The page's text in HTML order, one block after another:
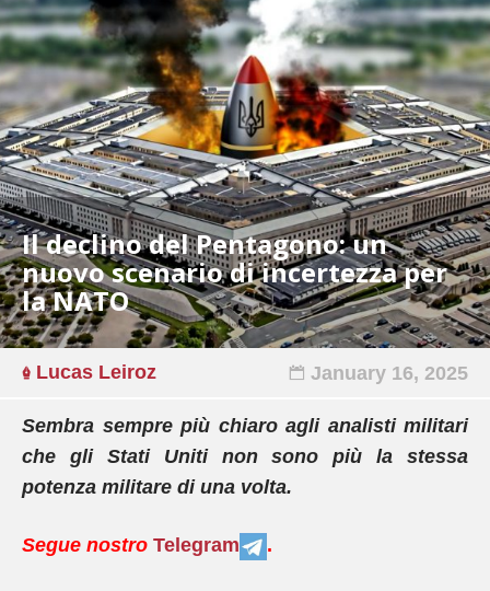
Il declino del Pentagono: un
nuovo scenario di incertezza per
la NATO
Lucas Leiroz January 16, 2025
Sembra sempre più chiaro agli analisti militari
che gli Stati Uniti non sono più la stessa
potenza militare di una volta.
Segue nostro Telegram .